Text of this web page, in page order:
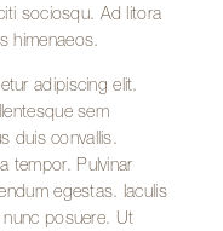
sociosqu. Ad litora
himenaeos.
adipiscing elit.
sem
duis convallis.
tempor. Pulvinar
egestas. Iaculis
nunc posuere. Ut